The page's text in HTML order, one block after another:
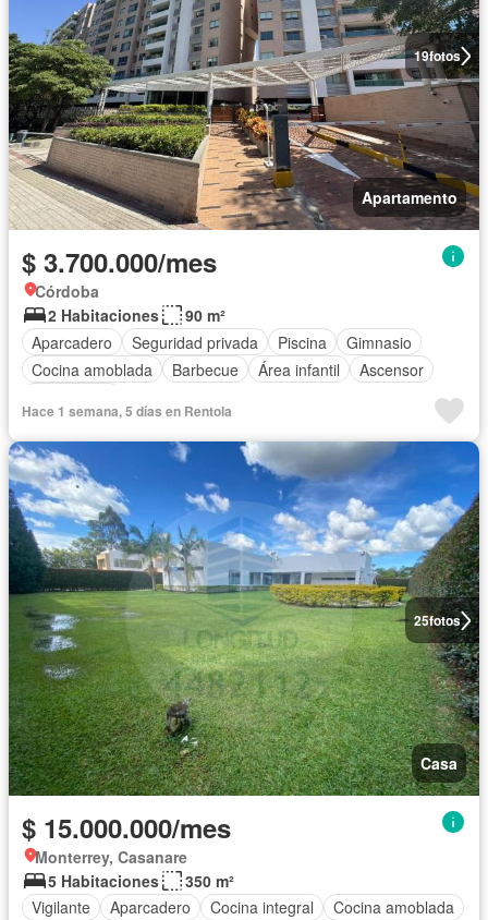
19fotos
Apartamento
$ 3.700.000/mes
Córdoba
2 Habitaciones
90 m²
Aparcadero
Seguridad privada Piscina
Gimnasio
Cocina amoblada
Barbecue Área infantil
Ascensor
Hace 1 semana, 5 días en Rentola
25fotos
Casa
$ 15.000.000/mes
Monterrey, Casanare
5 Habitaciones
350 m²
Vigilante
Aparcadero Cocina integral
Cocina amoblada